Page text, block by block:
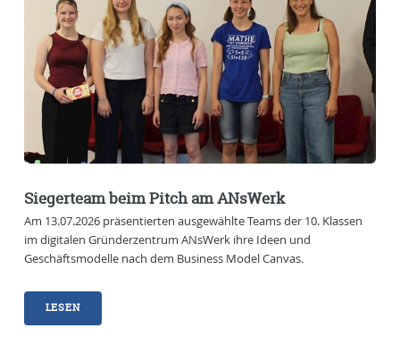
Siegerteam beim Pitch am ANsWerk
Am 13.07.2026 präsentierten ausgewählte Teams der 10. Klassen
im digitalen Gründerzentrum ANsWerk ihre Ideen und
Geschäftsmodelle nach dem Business Model Canvas.
LESEN